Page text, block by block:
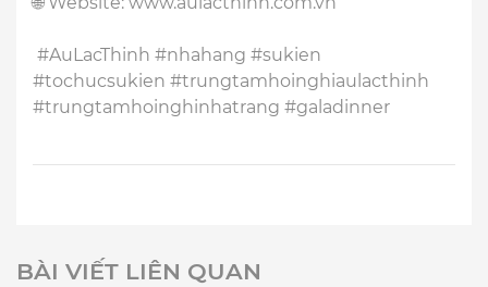
#AuLacThinh #nhahang #sukien
#tochucsukien #trungtamhoinghiaulacthinh
#trungtamhoinghinhatrang #galadinner
BÀI VIẾT LIÊN QUAN